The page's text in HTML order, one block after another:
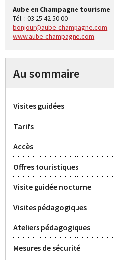
Aube en Champagne tourisme
Tél. : 03 25 42 50 00
bonjour@aube-champagne.com
www.aube-champagne.com
Au sommaire
Visites guidées
Tarifs
Accès
Offres touristiques
Visite guidée nocturne
Visites pédagogiques
Ateliers pédagogiques
Mesures de sécurité